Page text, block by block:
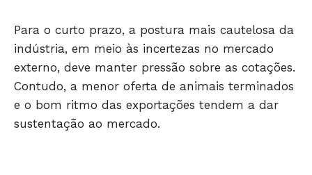
ESPORTES
ECONOMIA
OPINIÃO
GERAL
EDUCAÇÃO
Para o curto prazo, a postura mais cautelosa da
indústria, em meio às incertezas no mercado
externo, deve manter pressão sobre as cotações.
Contudo, a menor oferta de animais terminados
e o bom ritmo das exportações tendem a dar
sustentação ao mercado.